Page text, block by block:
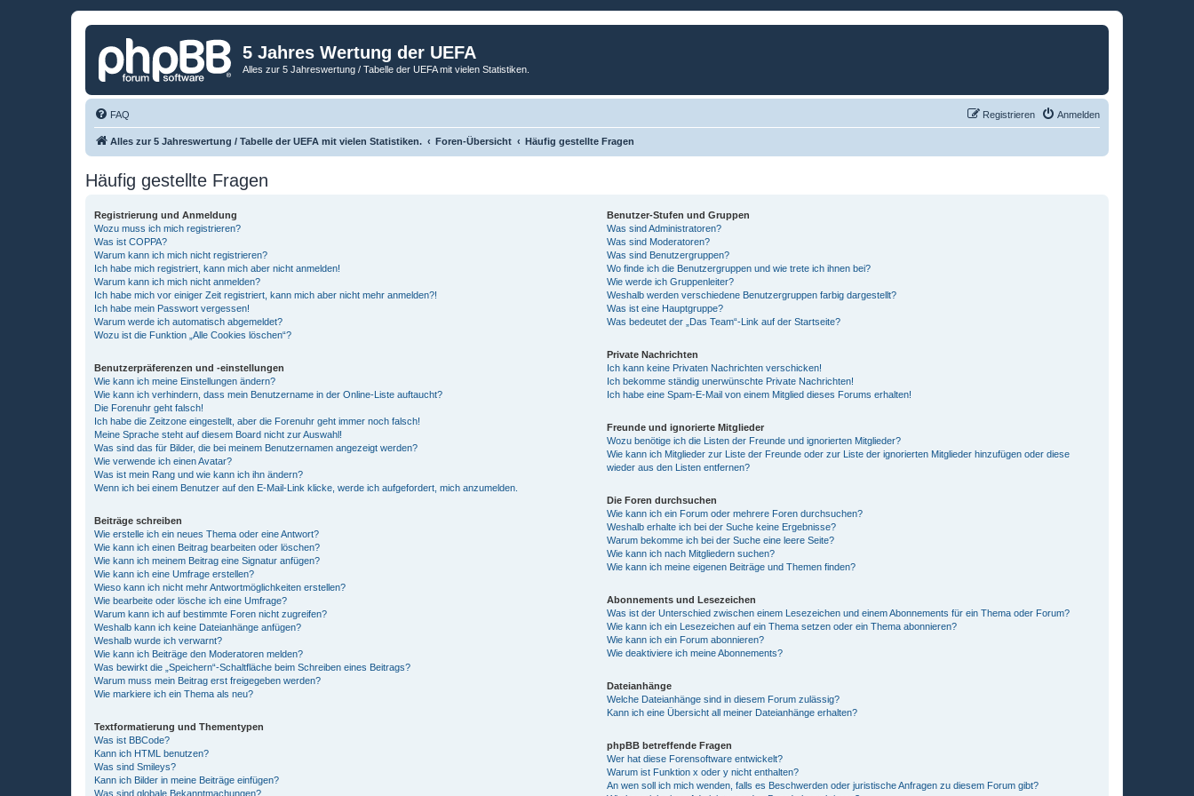
5 Jahres Wertung der UEFA
Alles zur 5 Jahreswertung / Tabelle der UEFA mit vielen Statistiken.
FAQ Anmelden
Registrieren
Alles zur 5 Jahreswertung / Tabelle der UEFA mit vielen Statistiken. Foren-Übersicht Häufig gestellte Fragen
Häufig gestellte Fragen
Registrierung und Anmeldung
Wozu muss ich mich registrieren?
Was ist COPPA?
Warum kann ich mich nicht registrieren?
Ich habe mich registriert, kann mich aber nicht anmelden!
Warum kann ich mich nicht anmelden?
Ich habe mich vor einiger Zeit registriert, kann mich aber nicht mehr anmelden?!
Ich habe mein Passwort vergessen!
Warum werde ich automatisch abgemeldet?
Wozu ist die Funktion „Alle Cookies löschen“?
Benutzerpräferenzen und -einstellungen
Wie kann ich meine Einstellungen ändern?
Wie kann ich verhindern, dass mein Benutzername in der Online-Liste auftaucht?
Die Forenuhr geht falsch!
Ich habe die Zeitzone eingestellt, aber die Forenuhr geht immer noch falsch!
Meine Sprache steht auf diesem Board nicht zur Auswahl!
Was sind das für Bilder, die bei meinem Benutzernamen angezeigt werden?
Wie verwende ich einen Avatar?
Was ist mein Rang und wie kann ich ihn ändern?
Wenn ich bei einem Benutzer auf den E-Mail-Link klicke, werde ich aufgefordert, mich anzumelden.
Beiträge schreiben
Wie erstelle ich ein neues Thema oder eine Antwort?
Wie kann ich einen Beitrag bearbeiten oder löschen?
Wie kann ich meinem Beitrag eine Signatur anfügen?
Wie kann ich eine Umfrage erstellen?
Wieso kann ich nicht mehr Antwortmöglichkeiten erstellen?
Wie bearbeite oder lösche ich eine Umfrage?
Warum kann ich auf bestimmte Foren nicht zugreifen?
Weshalb kann ich keine Dateianhänge anfügen?
Weshalb wurde ich verwarnt?
Wie kann ich Beiträge den Moderatoren melden?
Was bewirkt die „Speichern“-Schaltfläche beim Schreiben eines Beitrags?
Warum muss mein Beitrag erst freigegeben werden?
Wie markiere ich ein Thema als neu?
Textformatierung und Thementypen
Was ist BBCode?
Kann ich HTML benutzen?
Was sind Smileys?
Kann ich Bilder in meine Beiträge einfügen?
Was sind globale Bekanntmachungen?
Benutzer-Stufen und Gruppen
Was sind Administratoren?
Was sind Moderatoren?
Was sind Benutzergruppen?
Wo finde ich die Benutzergruppen und wie trete ich ihnen bei?
Wie werde ich Gruppenleiter?
Weshalb werden verschiedene Benutzergruppen farbig dargestellt?
Was ist eine Hauptgruppe?
Was bedeutet der „Das Team“-Link auf der Startseite?
Private Nachrichten
Ich kann keine Privaten Nachrichten verschicken!
Ich bekomme ständig unerwünschte Private Nachrichten!
Ich habe eine Spam-E-Mail von einem Mitglied dieses Forums erhalten!
Freunde und ignorierte Mitglieder
Wozu benötige ich die Listen der Freunde und ignorierten Mitglieder?
Wie kann ich Mitglieder zur Liste der Freunde oder zur Liste der ignorierten Mitglieder hinzufügen oder diese
wieder aus den Listen entfernen?
Die Foren durchsuchen
Wie kann ich ein Forum oder mehrere Foren durchsuchen?
Weshalb erhalte ich bei der Suche keine Ergebnisse?
Warum bekomme ich bei der Suche eine leere Seite?
Wie kann ich nach Mitgliedern suchen?
Wie kann ich meine eigenen Beiträge und Themen finden?
Abonnements und Lesezeichen
Was ist der Unterschied zwischen einem Lesezeichen und einem Abonnements für ein Thema oder Forum?
Wie kann ich ein Lesezeichen auf ein Thema setzen oder ein Thema abonnieren?
Wie kann ich ein Forum abonnieren?
Wie deaktiviere ich meine Abonnements?
Dateianhänge
Welche Dateianhänge sind in diesem Forum zulässig?
Kann ich eine Übersicht all meiner Dateianhänge erhalten?
phpBB betreffende Fragen
Wer hat diese Forensoftware entwickelt?
Warum ist Funktion x oder y nicht enthalten?
An wen soll ich mich wenden, falls es Beschwerden oder juristische Anfragen zu diesem Forum gibt?